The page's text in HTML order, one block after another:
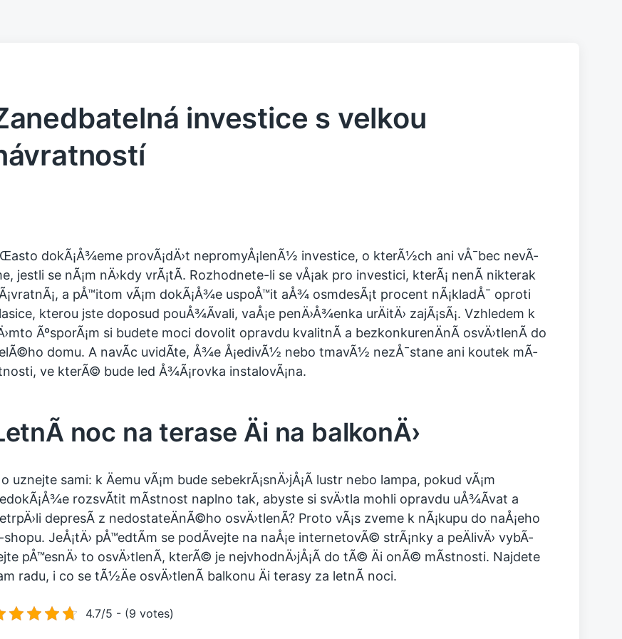
investice s velkou
dokÃ¡Å¾eme provÃ¡dÄ›t nepromyÅ¡lenÃ½ investice, o kterÃ½ch ani vÅ¯bec nevÃ­
jestli se nÃ¡m nÄ›kdy vrÃ¡tÃ­. Rozhodnete-li se vÅ¡ak pro investici, kterÃ¡ nenÃ­ nikterak
a pÅ™itom vÃ¡m dokÃ¡Å¾e uspoÅ™it aÅ¾ osmdesÃ¡t procent nÃ¡kladÅ¯ oproti
kterou jste doposud pouÅ¾Ã­vali, vaÅ¡e penÄ›Å¾enka urÄitÄ› zajÃ¡sÃ¡. Vzhledem k
ÃºsporÃ¡m si budete moci dovolit opravdu kvalitnÃ­ a bezkonkurenÄnÃ­ osvÄ›tlenÃ­ do
domu. A navÃ­c uvidÃ­te, Å¾e Å¡edivÃ½ nebo tmavÃ½ nezÅ¯stane ani koutek mÃ­
ve kterÃ© bude led Å¾Ã¡rovka instalovÃ¡na.
noc na terase Äi na balkonÄ›
uznejte sami: k Äemu vÃ¡m bude sebekrÃ¡snÄ›jÅ¡Ã­ lustr nebo lampa, pokud vÃ¡m
rozsvÃ­tit mÃ­stnost naplno tak, abyste si svÄ›tla mohli opravdu uÅ¾Ã­vat a
depresÃ­ z nedostateÄnÃ©ho osvÄ›tlenÃ­? Proto vÃ¡s zveme k nÃ¡kupu do naÅ¡eho
shopu. JeÅ¡tÄ› pÅ™edtÃ­m se podÃ­vejte na naÅ¡e internetovÃ© strÃ¡nky a peÄlivÄ› vybÃ­
pÅ™esnÄ› to osvÄ›tlenÃ­, kterÃ© je nejvhodnÄ›jÅ¡Ã­ do tÃ© Äi onÃ© mÃ­stnosti. Najdete
radu, i co se tÃ½Äe osvÄ›tlenÃ­ balkonu Äi terasy za letnÃ­ noci.
4.7/5 - (9 votes)